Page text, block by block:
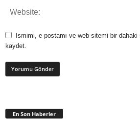
Ismimi, e-postamı ve web sitemi bir dahaki
kaydet.
En Son Haberler